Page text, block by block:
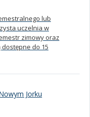
lub
uczelnia w
zimowy oraz
dostępne do 15
Jorku